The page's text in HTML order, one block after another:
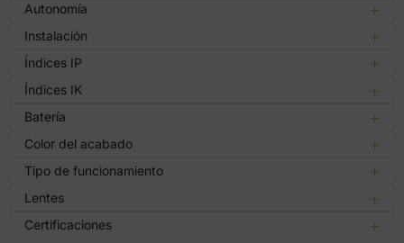
Autonomía
Instalación
Índices IP
Índices IK
Batería
Color del acabado
Tipo de funcionamiento
Lentes
Certificaciones